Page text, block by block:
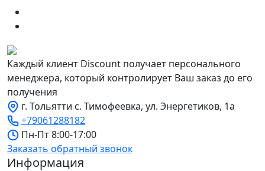
Каждый клиент Discount получает персонального
менеджера, который контролирует Ваш заказ до его
получения
г. Тольятти с. Тимофеевка, ул. Энергетиков, 1а
+79061288182
Пн-Пт 8:00-17:00
Заказать обратный звонок
Информация